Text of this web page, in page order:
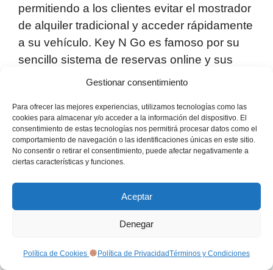
Gestionar consentimiento
Para ofrecer las mejores experiencias, utilizamos tecnologías como las
cookies para almacenar y/o acceder a la información del dispositivo. El
consentimiento de estas tecnologías nos permitirá procesar datos como el
comportamiento de navegación o las identificaciones únicas en este sitio.
No consentir o retirar el consentimiento, puede afectar negativamente a
ciertas características y funciones.
Aceptar
Denegar
Política de Cookies Política de PrivacidadTérminos y Condiciones
permitiendo a los clientes evitar el mostrador
de alquiler tradicional y acceder rápidamente
a su vehículo. Key N Go es famoso por su
sencillo sistema de reservas online y sus
precios competitivos.
Los clientes aprecian las sencillas
condiciones de alquiler, la calidad de los
vehículos y el eficaz sistema de quiosco de
autoservicio, que reduce significativamente
carretera más rápidamente.
Valoraciones de los clientes de
Key N Go: